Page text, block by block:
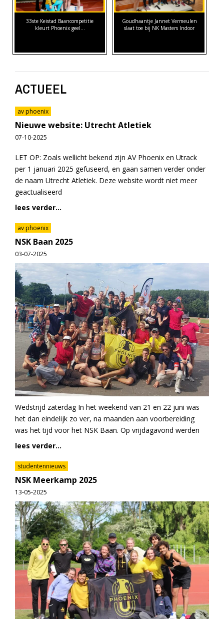
33ste Keistad Baancompetitie
kleurt Phoenix geel…
Goudhaantje Jannet Vermeulen
slaat toe bij NK Masters Indoor
ACTUEEL
av phoenix
Nieuwe website: Utrecht Atletiek
07-10-2025
LET OP: Zoals wellicht bekend zijn AV Phoenix en Utrack
per 1 januari 2025 gefuseerd, en gaan samen verder onder
de naam Utrecht Atletiek. Deze website wordt niet meer
geactualiseerd
lees verder...
av phoenix
NSK Baan 2025
03-07-2025
Wedstrijd zaterdag In het weekend van 21 en 22 juni was
het dan eindelijk zo ver, na maanden aan voorbereiding
was het tijd voor het NSK Baan. Op vrijdagavond werden
lees verder...
studentennieuws
NSK Meerkamp 2025
13-05-2025